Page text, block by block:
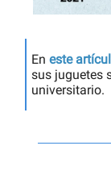
En este
sus juguetes
universitario.